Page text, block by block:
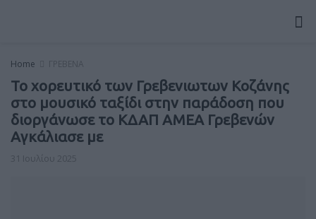
Home ΓΡΕΒΕΝΑ
Το χορευτικό των Γρεβενιωτων Κοζάνης
στο μουσικό ταξίδι στην παράδοση που
διοργάνωσε το ΚΔΑΠ ΑΜΕΑ Γρεβενών
Αγκάλιασε με
31 Ιουλίου 2025